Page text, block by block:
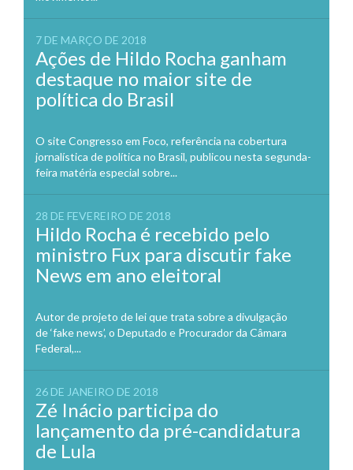
7 DE MARÇO DE 2018
Ações de Hildo Rocha ganham
destaque no maior site de
política do Brasil
O site Congresso em Foco, referência na cobertura
jornalística de política no Brasil, publicou nesta segunda-
feira matéria especial sobre...
28 DE FEVEREIRO DE 2018
Hildo Rocha é recebido pelo
ministro Fux para discutir fake
News em ano eleitoral
Autor de projeto de lei que trata sobre a divulgação
de ‘fake news’, o Deputado e Procurador da Câmara
Federal,...
26 DE JANEIRO DE 2018
Zé Inácio participa do
lançamento da pré-candidatura
de Lula